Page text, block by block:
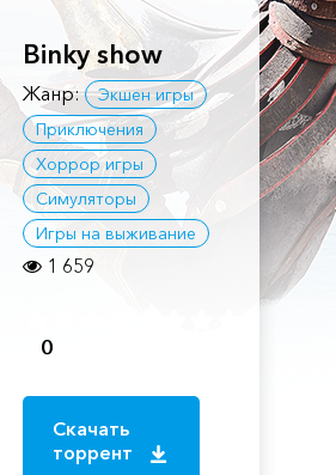
Binky show
Жанр:
Экшен игры
Приключения
Хоррор игры
Симуляторы
Игры на выживание
1 659
0
Скачать
торрент